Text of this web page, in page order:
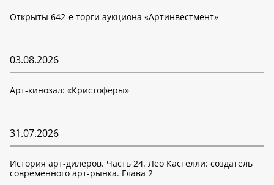
Открыты 642-е торги аукциона «Артинвестмент»
03.08.2026
Арт-кинозал: «Кристоферы»
31.07.2026
История арт-дилеров. Часть 24. Лео Кастелли: создатель
современного арт-рынка. Глава 2